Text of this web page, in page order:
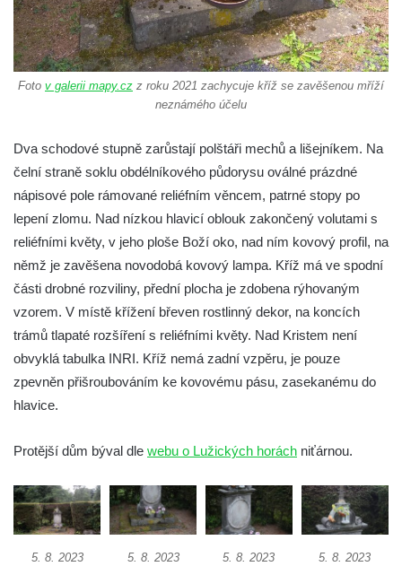
Pavla v Jeníkově
Kříž na návsi v Jeníkově
Kříž na křižovatce v Teplické ulici v Lahošti
Kříž U Pěti lip na pastvině severovýchodně
Kříž na rozcestí u domu čp. 123 v
Mikulášovicích
Wäberův kříž v zahradě domu čp. 184 v
Mikulášovicích
Kříž na louce v horních Mikulášovicích
Posteltův kříž naproti domu ev.č. 29 v
Mikulášovicích
Mikulášovicích
Kříž manželů Endlerových u továrního
Meyerův kříž východně od Mikulášovic
Horním Podluží
Kříž u domu čp. 1016 v Mikulášovicích
Herltův kříž u Mikova v Mikulášovicích
Foto v galerii mapy.cz z roku 2021 zachycuje kříž se zavěšenou mříží
neznámého účelu
Dva schodové stupně zarůstají polštáři mechů a lišejníkem. Na
čelní straně soklu obdélníkového půdorysu oválné prázdné
nápisové pole rámované reliéfním věncem, patrné stopy po
lepení zlomu. Nad nízkou hlavicí oblouk zakončený volutami s
reliéfními květy, v jeho ploše Boží oko, nad ním kovový profil, na
němž je zavěšena novodobá kovový lampa. Kříž má ve spodní
části drobné rozviliny, přední plocha je zdobena rýhovaným
vzorem. V místě křížení břeven rostlinný dekor, na koncích
trámů tlapaté rozšíření s reliéfními květy. Nad Kristem není
obvyklá tabulka INRI. Kříž nemá zadní vzpěru, je pouze
zpevněn přišroubováním ke kovovému pásu, zasekanému do
hlavice.
Protější dům býval dle webu o Lužických horách niťárnou.
5. 8. 2023 5. 8. 2023 5. 8. 2023 5. 8. 2023